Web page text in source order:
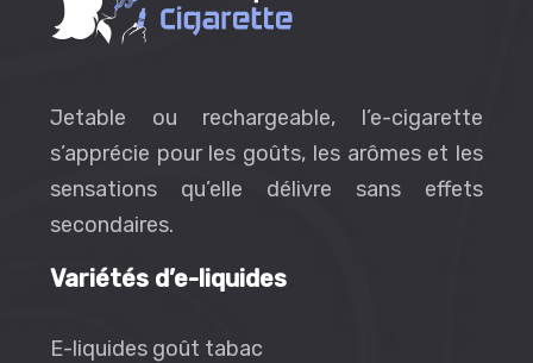
Jetable ou rechargeable, l’e-cigarette
s’apprécie pour les goûts, les arômes et les
sensations qu’elle délivre sans effets
secondaires.
Variétés d’e-liquides
E-liquides goût tabac